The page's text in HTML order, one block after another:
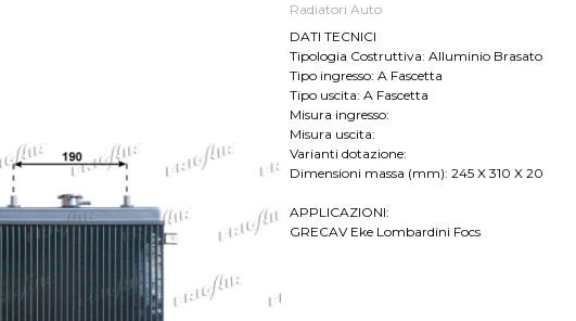
Radiatori Auto
DATI TECNICI
Tipologia Costruttiva: Alluminio Brasato
Tipo ingresso: A Fascetta
Tipo uscita: A Fascetta
Misura ingresso:
Misura uscita:
Varianti dotazione:
Dimensioni massa (mm): 245 X 310 X 20
APPLICAZIONI:
GRECAV Eke Lombardini Focs